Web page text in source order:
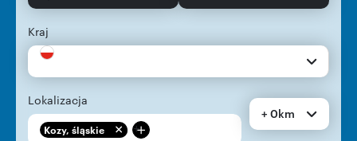
Kraj
Lokalizacja
Kozy, śląskie +
+ 0km